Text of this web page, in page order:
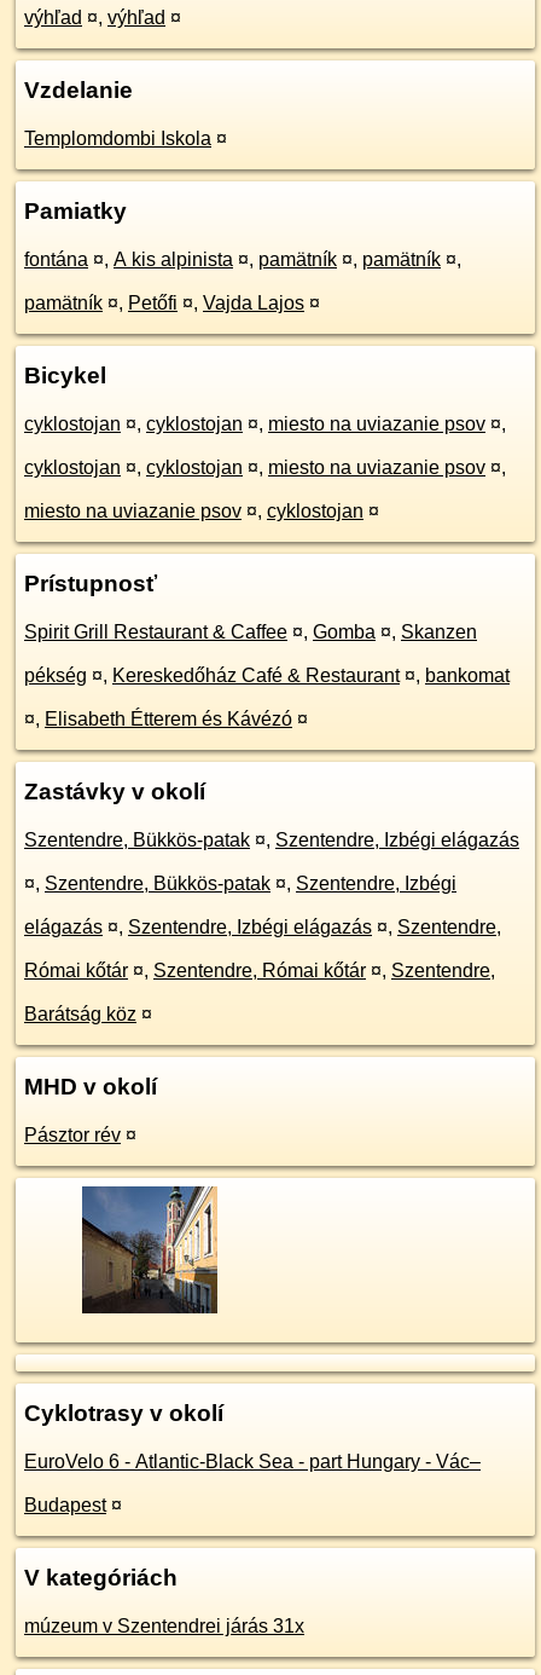
výhľad ¤, výhľad ¤
Vzdelanie
Templomdombi Iskola ¤
Pamiatky
fontána ¤, A kis alpinista ¤, pamätník ¤, pamätník ¤,
pamätník ¤, Petőfi ¤, Vajda Lajos ¤
Bicykel
cyklostojan ¤, cyklostojan ¤, miesto na uviazanie psov ¤,
cyklostojan ¤, cyklostojan ¤, miesto na uviazanie psov ¤,
miesto na uviazanie psov ¤, cyklostojan ¤
Prístupnosť
Spirit Grill Restaurant & Caffee ¤, Gomba ¤, Skanzen
pékség ¤, Kereskedőház Café & Restaurant ¤, bankomat
¤, Elisabeth Étterem és Kávézó ¤
Zastávky v okolí
Szentendre, Bükkös-patak ¤, Szentendre, Izbégi elágazás
¤, Szentendre, Bükkös-patak ¤, Szentendre, Izbégi
elágazás ¤, Szentendre, Izbégi elágazás ¤, Szentendre,
Római kőtár ¤, Szentendre, Római kőtár ¤, Szentendre,
Barátság köz ¤
MHD v okolí
Pásztor rév ¤
Cyklotrasy v okolí
EuroVelo 6 - Atlantic-Black Sea - part Hungary - Vác–
Budapest ¤
V kategóriách
múzeum v Szentendrei járás 31x